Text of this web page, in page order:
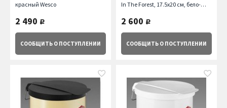
красный Wesco
2 490 руб.
СООБЩИТЬ О ПОСТУПЛЕНИИ
In The Forest, 17.5х20 см, бело-
2 600 руб.
СООБЩИТЬ О ПОСТУПЛЕНИИ